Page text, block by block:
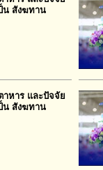
น สังฆทาน
หาร และปัจจัย
น สังฆทาน